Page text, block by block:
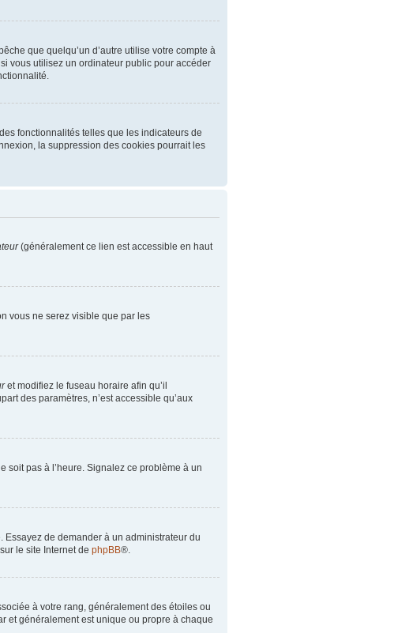
que quelqu’un d’autre utilise votre compte à
vous utilisez un ordinateur public pour accéder
fonctionnalités telles que les indicateurs de
la suppression des cookies pourrait les
(généralement ce lien est accessible en haut
vous ne serez visible que par les
et modifiez le fuseau horaire afin qu’il
des paramètres, n’est accessible qu’aux
soit pas à l’heure. Signalez ce problème à un
Essayez de demander à un administrateur du
le site Internet de phpBB®.
à votre rang, généralement des étoiles ou
et généralement est unique ou propre à chaque